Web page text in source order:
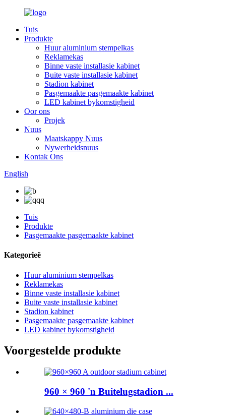
Tuis
Produkte
Huur aluminium stempelkas
Reklamekas
Binne vaste installasie kabinet
Buite vaste installasie kabinet
Stadion kabinet
Pasgemaakte pasgemaakte kabinet
LED kabinet bykomstigheid
Oor ons
Projek
Nuus
Maatskappy Nuus
Nywerheidsnuus
Kontak Ons
English
Tuis
Produkte
Pasgemaakte pasgemaakte kabinet
Kategorieë
Huur aluminium stempelkas
Reklamekas
Binne vaste installasie kabinet
Buite vaste installasie kabinet
Stadion kabinet
Pasgemaakte pasgemaakte kabinet
LED kabinet bykomstigheid
Voorgestelde produkte
960 × 960 'n Buitelugstadion ...